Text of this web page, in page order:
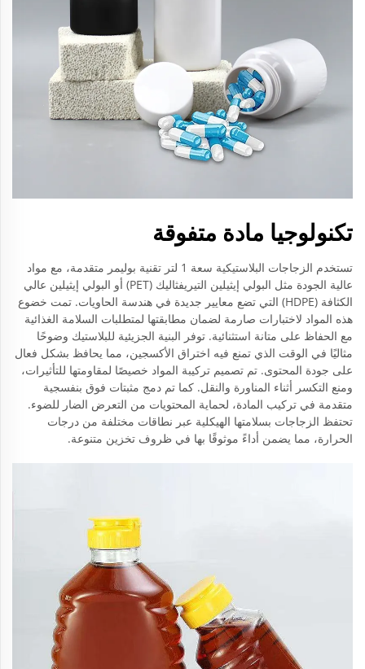
تكنولوجيا مادة متفوقة
تستخدم الزجاجات البلاستيكية سعة 1 لتر تقنية بوليمر متقدمة، مع مواد
عالية الجودة مثل البولي إيثيلين التيريفثاليك (PET) أو البولي إيثيلين عالي
الكثافة (HDPE) التي تضع معايير جديدة في هندسة الحاويات. تمت خضوع
هذه المواد لاختبارات صارمة لضمان مطابقتها لمتطلبات السلامة الغذائية
مع الحفاظ على متانة استثنائية. توفر البنية الجزيئية للبلاستيك وضوحًا
مثاليًا في الوقت الذي تمنع فيه اختراق الأكسجين، مما يحافظ بشكل فعال
على جودة المحتوى. تم تصميم تركيبة المواد خصيصًا لمقاومتها للتأثيرات،
ومنع التكسر أثناء المناورة والنقل. كما تم دمج مثبتات فوق بنفسجية
متقدمة في تركيب المادة، لحماية المحتويات من التعرض الضار للضوء.
تحتفظ الزجاجات بسلامتها الهيكلية عبر نطاقات مختلفة من درجات
الحرارة، مما يضمن أداءً موثوقًا بها في ظروف تخزين متنوعة.